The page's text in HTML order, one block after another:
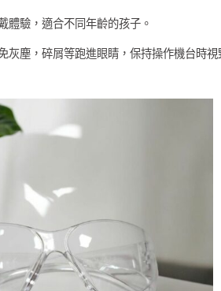
體驗，適合不同年齡的孩子。
灰塵，碎屑等跑進眼睛，保持操作機台時視